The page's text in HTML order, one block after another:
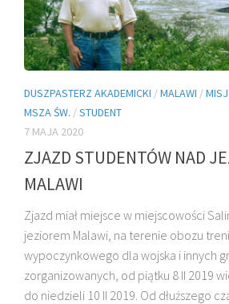
DUSZPASTERZ AKADEMICKI /MALAWI /
MSZA ŚW. /STUDENT
7 MAJA 2020
ZJAZD STUDENTÓW NAD
MALAWI
Zjazd miał miejsce w miejscowości
jeziorem Malawi, na terenie obozu
wypoczynkowego dla wojska i innych
zorganizowanych, od piątku 8 II 2019
do niedzieli 10 II 2019. Od dłuższego